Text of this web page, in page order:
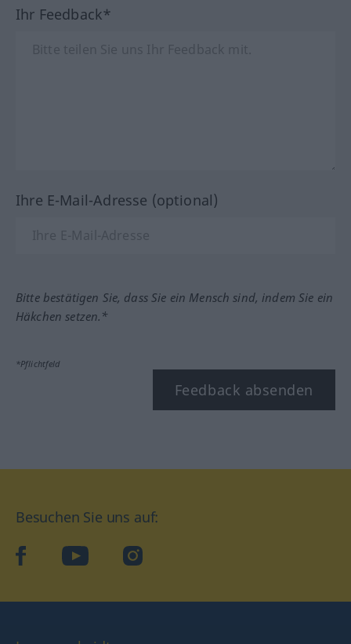
Ihr Feedback*
Ihre E-Mail-Adresse (optional)
Bitte bestätigen Sie, dass Sie ein Mensch sind, indem Sie ein
Häkchen setzen.*
*Pflichtfeld
Feedback absenden
Besuchen Sie uns auf:
facebookYouTube Instagram